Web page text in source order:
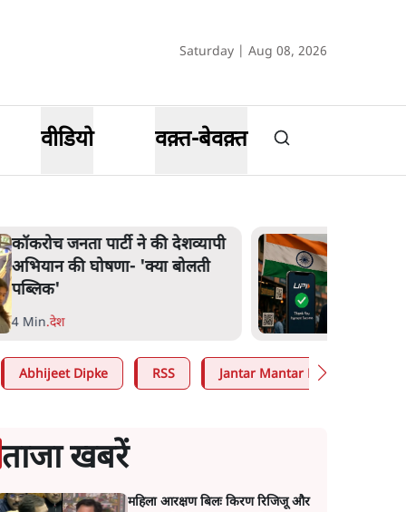
Saturday | Aug 08, 2026
वीडियो वक़्त-बेवक़्त
कॉकरोच जनता पार्टी ने की देशव्यापी
अभियान की घोषणा- 'क्या बोलती
पब्लिक'
4 Min.देश
Abhijeet Dipke RSS Jantar Mantar Protests
ताजा खबरें
महिला आरक्षण बिलः किरण रिजिजू और